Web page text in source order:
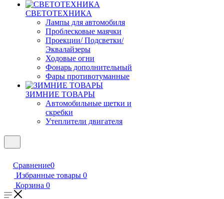
СВЕТОТЕХНИКА
Лампы для автомобиля
Проблесковые маячки
Проекции/ Подсветки/
Эквалайзеры
Ходовые огни
Фонарь дополнительный
Фары противотуманные
ЗИМНИЕ ТОВАРЫ
Автомобильные щетки и
скребки
Утеплители двигателя
Сравнение0
Избранные товары 0
Корзина 0